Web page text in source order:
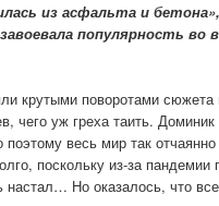
из асфальта и
популярность во
крутыми поворотами
чего уж греха таить.
весь мир так
поскольку из-за пандемии
настал… Но оказалось, что